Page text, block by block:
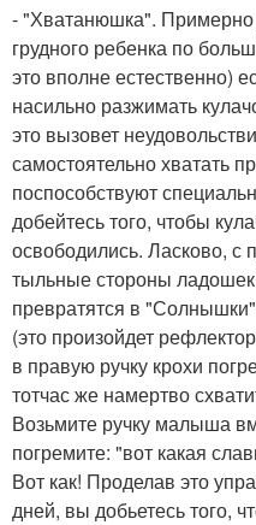
- "Хватанюшка". Примерно
грудного ребенка по
это вполне естественно)
насильно разжимать
это вызовет
самостоятельно хватать
поспособствуют
добейтесь того, чтобы
освободились. Ласково, с
тыльные стороны
превратятся в
(это произойдет
в правую ручку крохи
тотчас же намертво
Возьмите ручку малыша
погремите: "вот какая
Вот как! Проделав это
дней, вы добьетесь того,